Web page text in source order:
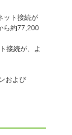
ット接続が
ら約77,200
接続が、よ
および